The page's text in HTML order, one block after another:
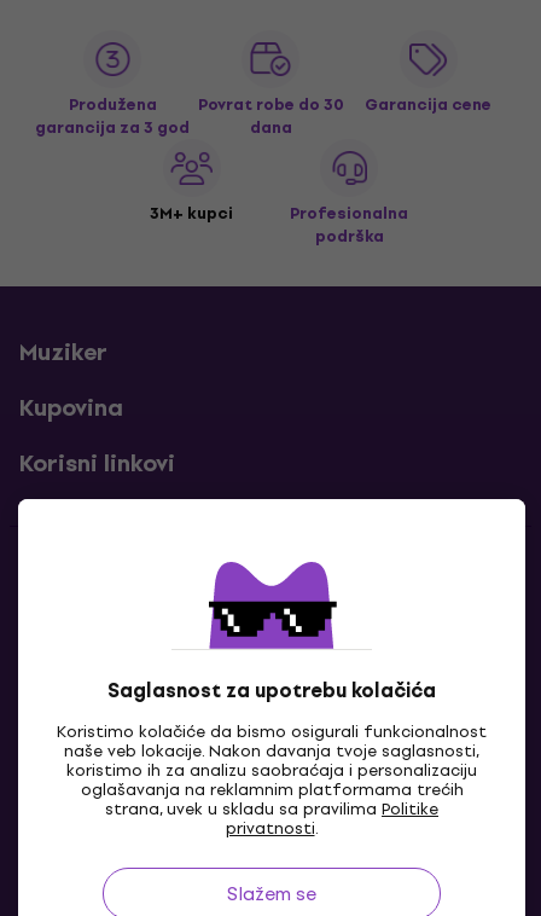
Saglasnost za upotrebu kolačića
Koristimo kolačiće da bismo osigurali funkcionalnost
naše veb lokacije. Nakon davanja tvoje saglasnosti,
koristimo ih za analizu saobraćaja i personalizaciju
oglašavanja na reklamnim platformama trećih
strana, uvek u skladu sa pravilima Politike
privatnosti.
Slažem se
Produžena
garancija za 3 god
Povrat robe do 30
dana
Garancija cene
3M+ kupci
Profesionalna
podrška
Muziker
Kupovina
Korisni linkovi
Kontakti
Kontaktiraj nas
BA